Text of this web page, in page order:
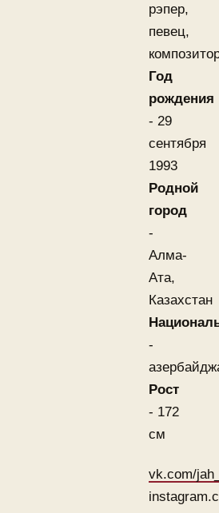
рэпер,
певец,
Год
рождения
- 29
сентября
1993
Родной
город
-
Алма-
Ата,
Казахстан
-
Рост
- 172
см
vk.com/